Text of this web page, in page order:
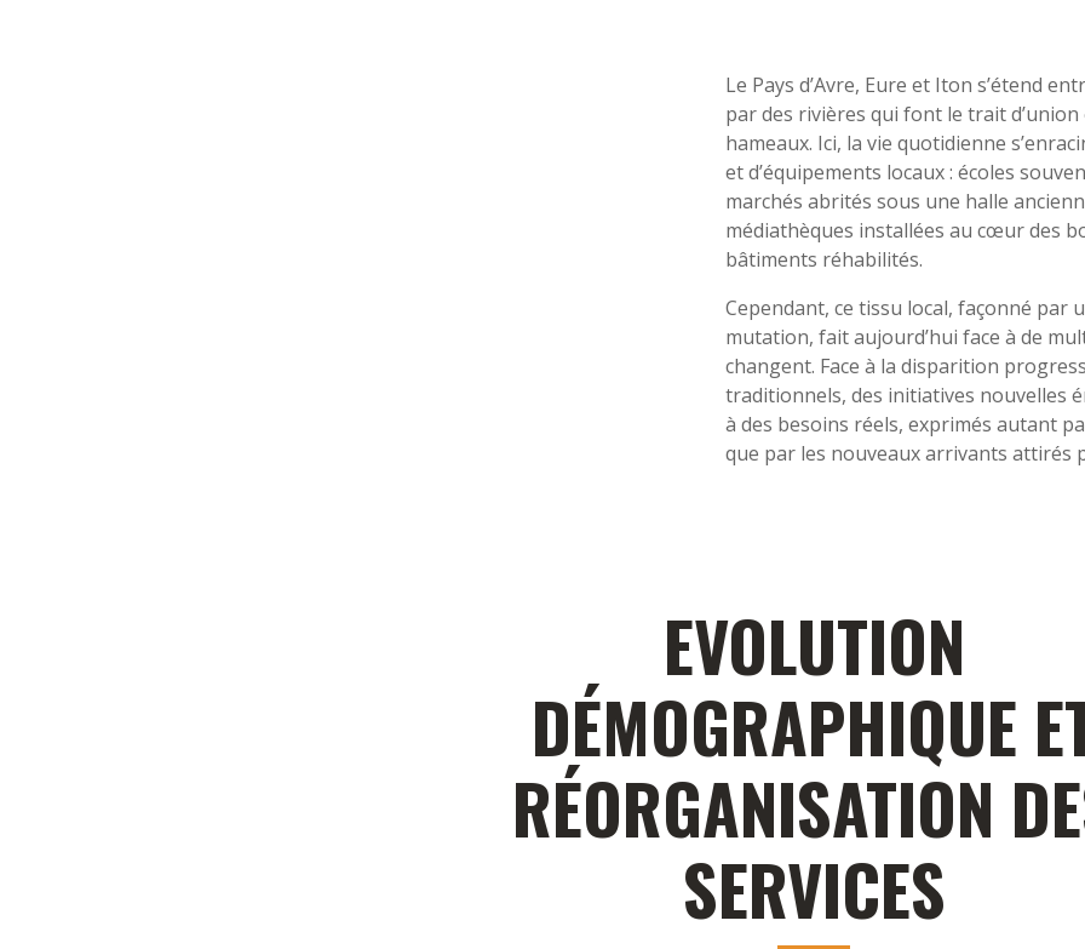
Le Pays d’Avre, Eure et Iton s’étend
par des rivières qui font le trait
hameaux. Ici, la vie quotidienne
et d’équipements locaux : écoles
marchés abrités sous une halle
médiathèques installées au cœur des
bâtiments réhabilités.
Cependant, ce tissu local, façonné par
mutation, fait aujourd’hui face à de
changent. Face à la disparition
traditionnels, des initiatives nouvelles
à des besoins réels, exprimés autant
que par les nouveaux arrivants attirés
EVOLUTION
DÉMOGRAPHIQUE
RÉORGANISATION
SERVICES